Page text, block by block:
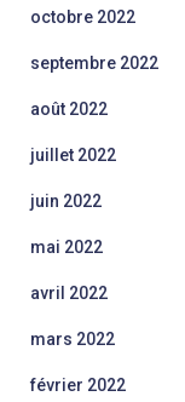
octobre 2022
septembre 2022
août 2022
juillet 2022
juin 2022
mai 2022
avril 2022
mars 2022
février 2022